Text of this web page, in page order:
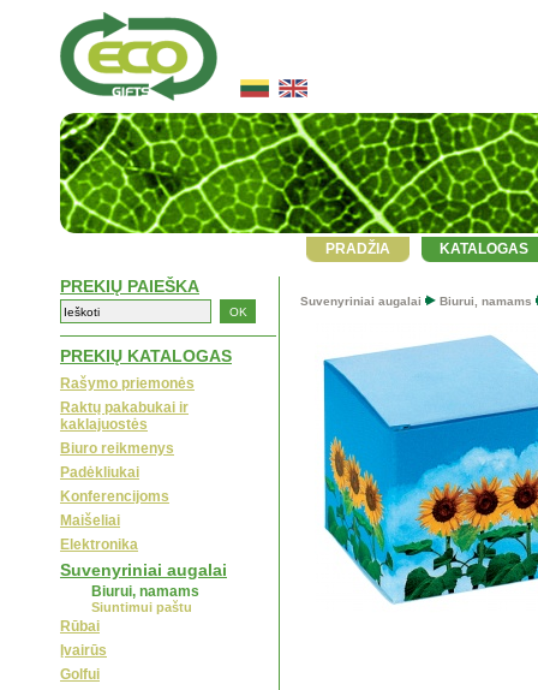
PRADŽIA KATALOGAS
PREKIŲ PAIEŠKA
PREKIŲ KATALOGAS
Rašymo priemonės
Raktų pakabukai ir
kaklajuostės
Biuro reikmenys
Padėkliukai
Konferencijoms
Maišeliai
Elektronika
Suvenyriniai augalai
Biurui, namams
Siuntimui paštu
Rūbai
Įvairūs
Golfui
Suvenyriniai augalai Biurui, namams